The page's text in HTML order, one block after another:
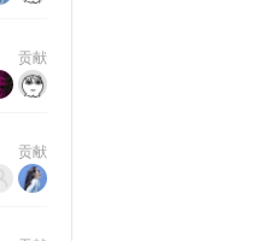
贡献
贡献